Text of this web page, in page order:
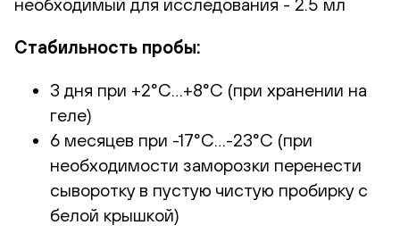
Стабильность пробы:
3 дня при +2°С…+8°С (при хранении на
геле)
6 месяцев при -17°С…-23°С (при
необходимости заморозки перенести
сыворотку в пустую чистую пробирку с
белой крышкой)